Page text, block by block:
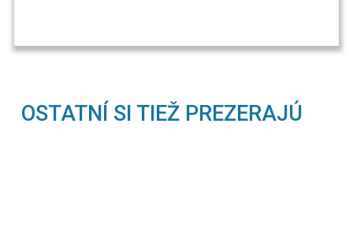
OSTATNÍ SI TIEŽ PREZERAJÚ